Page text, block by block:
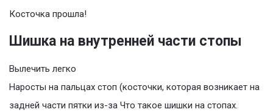
Косточка прошла!
Шишка на внутренней части стопы
Вылечить легко
Наросты на пальцах стоп (косточки, которая возникает на
задней части пятки из-за Что такое шишки на стопах.